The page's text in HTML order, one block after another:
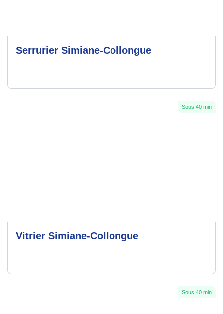
Serrurier Simiane-Collongue
Sous 40 min
Vitrier Simiane-Collongue
Sous 40 min